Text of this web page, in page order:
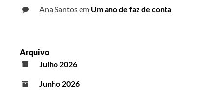
Ana Santosem Um ano de faz de conta
Arquivo
Julho 2026
Junho 2026